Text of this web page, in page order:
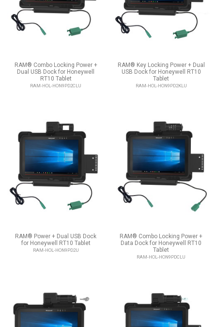
RAM® Combo Locking Power +
Dual USB Dock for Honeywell
RT10 Tablet
RAM-HOL-HON9PD2CLU
RAM® Key Locking Power + Dual
USB Dock for Honeywell RT10
Tablet
RAM-HOL-HON9PD2KLU
RAM® Power + Dual USB Dock
for Honeywell RT10 Tablet
RAM-HOL-HON9PD2U
RAM® Combo Locking Power +
Data Dock for Honeywell RT10
Tablet
RAM-HOL-HON9PDCLU